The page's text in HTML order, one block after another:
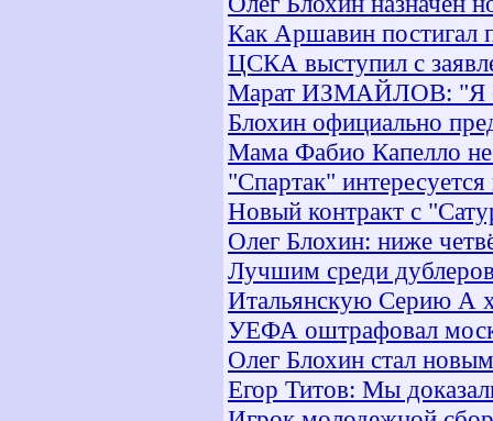
Как Аршавин постигал
ЦСКА выступил с
Марат ИЗМАЙЛОВ: "Я
Блохин официально
Мама Фабио Капелло
"Спартак"
Новый контракт с
Олег Блохин: ниже
Лучшим среди
Итальянскую Серию А
УЕФА оштрафовал
Олег Блохин стал
Егор Титов: Мы